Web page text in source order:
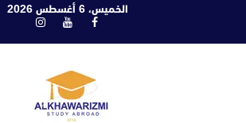
الخميس، 6 أغسطس 2026
فيسبوكيوتيوبانستغرام